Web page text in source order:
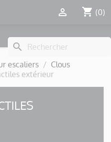
shopping_cart (0)

search
escaliers
Clous
extérieur